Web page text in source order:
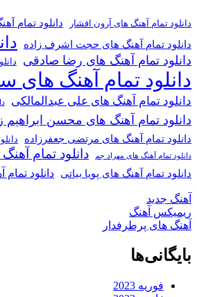
دانلود تمام آهنگ های آرون افشار دانلود تمام
دانلود تمام آهنگ های حجت اشرف زاده
دانلود تمام آهنگ های رضا صادقی
دانلود تمام آهنگ های
دانلود تمام آهنگ های علی عبدالمالکی
دانلود تمام آهنگ های محسن ابراهیم
دانلود تمام آهنگ های مرتضی جعفرزاده
دانلود تمام آهنگ های مهراد جم دانلود تمام
دانلود تمام آهنگ های پویا بیاتی دانلود
آهنگ جدید
ریمیکس آهنگ
آهنگ های پرطرفدار
بایگانی‌ها
فوریه 2023